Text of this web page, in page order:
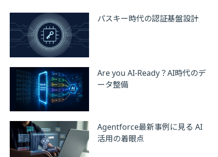
パスキー時代の認証基盤設計
Are you AI-Ready？AI時代のデ
ータ整備
Agentforce最新事例に見る AI
活用の着眼点